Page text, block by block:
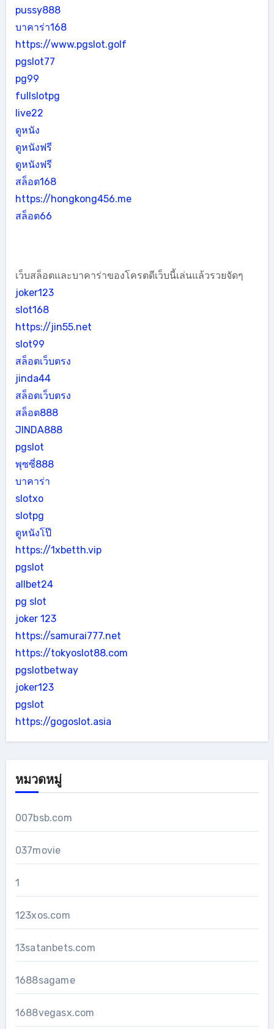
pussy888
บาคาร่า168
https://www.pgslot.golf
pgslot77
pg99
fullslotpg
live22
ดูหนัง
ดูหนังฟรี
ดูหนังฟรี
สล็อต168
https://hongkong456.me
สล็อต66
เว็บสล็อตและบาคาร่าของโครตดีเว็บนี้เล่นแล้วรวยจัดๆ
joker123
slot168
https://jin55.net
slot99
สล็อตเว็บตรง
jinda44
สล็อตเว็บตรง
สล็อต888
JINDA888
pgslot
พุซซี่888
บาคาร่า
slotxo
slotpg
ดูหนังโป๊
https://1xbetth.vip
pgslot
allbet24
pg slot
joker 123
https://samurai777.net
https://tokyoslot88.com
pgslotbetway
joker123
pgslot
https://gogoslot.asia
หมวดหมู่
007bsb.com
037movie
1
123xos.com
13satanbets.com
1688sagame
1688vegasx.com